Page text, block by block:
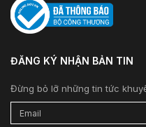
ĐĂNG KÝ NHẬN BẢN TIN
Đừng bỏ lỡ những tin tức